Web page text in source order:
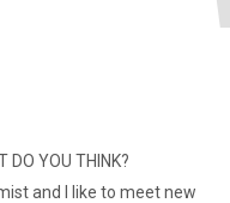
DO YOU THINK?
and I like to meet new